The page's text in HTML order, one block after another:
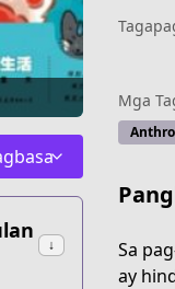
↓
Mga
Sa
ay